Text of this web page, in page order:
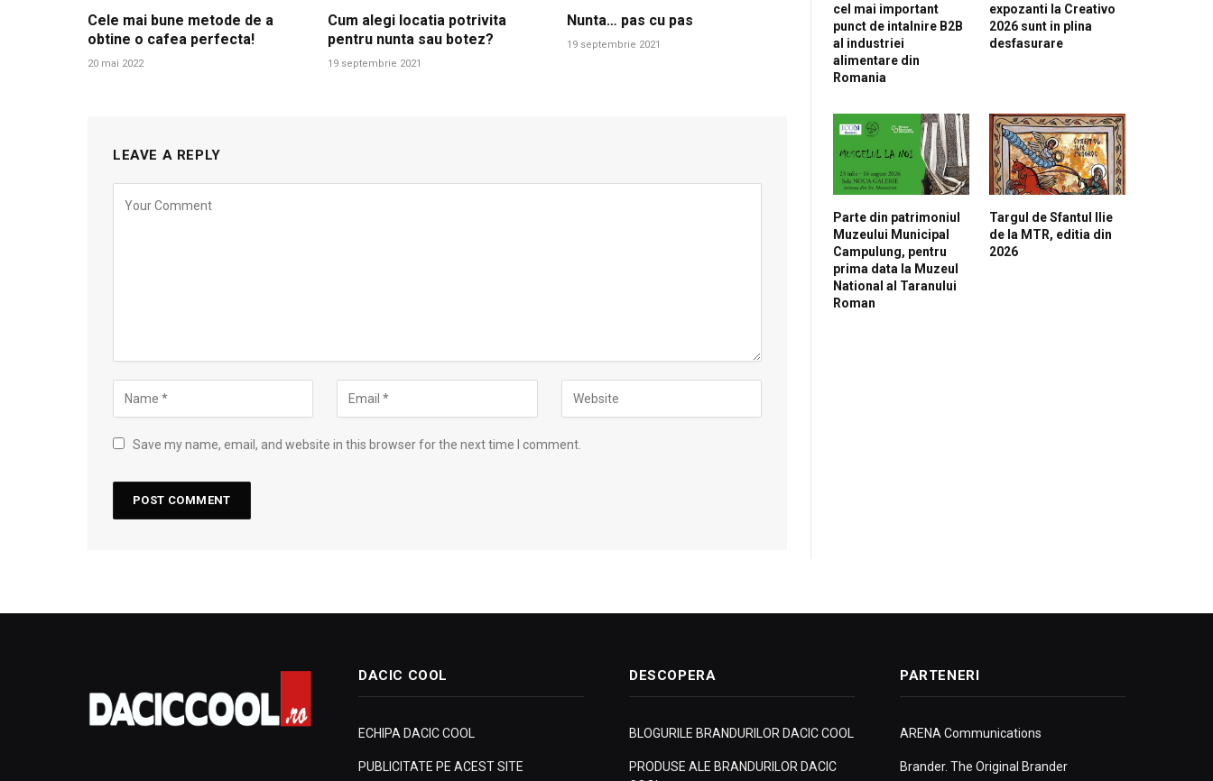
Cele mai bune metode de a
obtine o cafea perfecta!
20 mai 2022
Cum alegi locatia potrivita
pentru nunta sau botez?
19 septembrie 2021
Nunta… pas cu pas
19 septembrie 2021
LEAVE A REPLY
Save my name, email, and website in this browser for the next time I comment.
cel mai important
punct de intalnire B2B
al industriei
alimentare din
Romania
expozanti la Creativo
2026 sunt in plina
desfasurare
Parte din patrimoniul
Muzeului Municipal
Campulung, pentru
prima data la Muzeul
National al Taranului
Roman
Targul de Sfantul Ilie
de la MTR, editia din
2026
DACIC COOL
ECHIPA DACIC COOL
PUBLICITATE PE ACEST SITE
DESCOPERA
BLOGURILE BRANDURILOR DACIC COOL
PRODUSE ALE BRANDURILOR DACIC
PARTENERI
ARENA Communications
Brander. The Original Brander